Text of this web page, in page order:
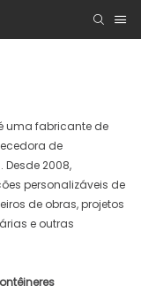
uma fabricante de
de
2008,
personalizáveis ​​de
de obras, projetos
e outras